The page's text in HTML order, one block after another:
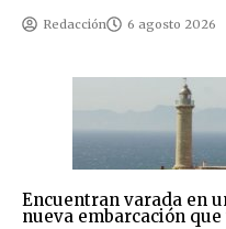
Redacción 6 agosto 2026
Encuentran varada en
nueva embarcación